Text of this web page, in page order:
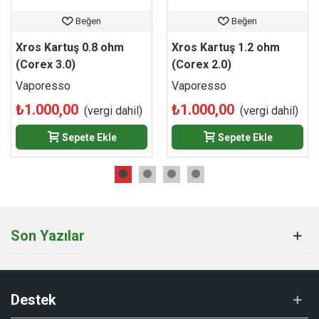
sıvılar ile kusursuz bir uyum sergileyen bu orijinal yedek
parçayı, web sitemiz www.ilksigaran1.com üzerinden orijinal
ürün garantisi ve hızlı kargo fırsatıyla hemen sepetinize
ekleyebilirsiniz.
Beğen
Xros Kartuş 0.8 ohm
(Corex 3.0)
Vaporesso
₺1.000,00 (vergi dahil)
Sepete Ekle
Beğen
Xros Kartuş 1.2 ohm
(Corex 2.0)
Vaporesso
₺1.000,00 (vergi dahil)
Sepete Ekle
Son Yazılar
Destek